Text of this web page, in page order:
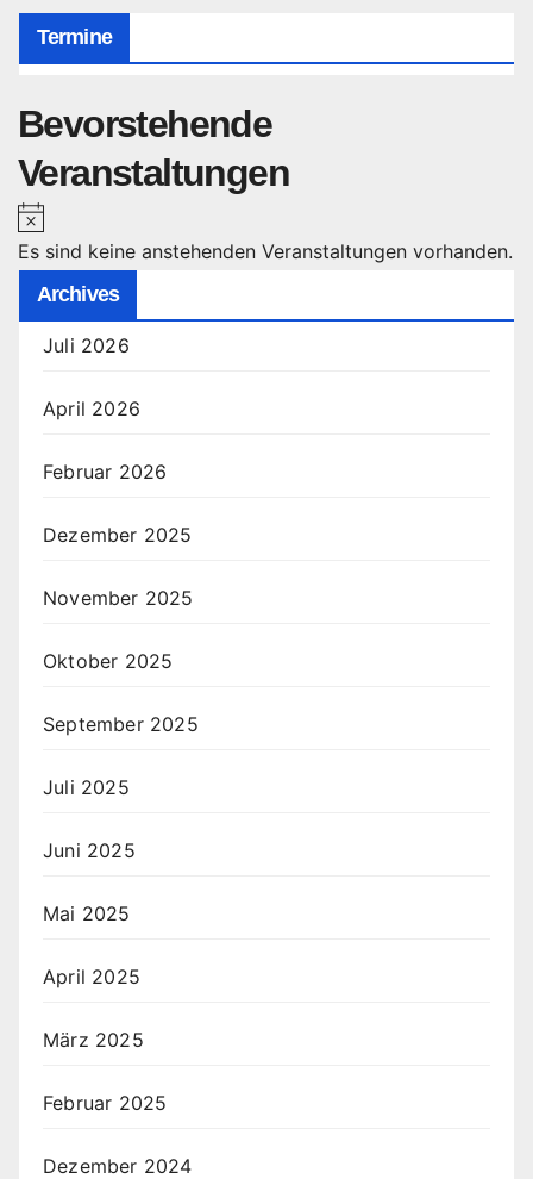
Termine
Bevorstehende
Veranstaltungen
H
i
n
w
e
Es sind keine anstehenden Veranstaltungen vorhanden.
Archives
Juli 2026
April 2026
Februar 2026
Dezember 2025
November 2025
Oktober 2025
September 2025
Juli 2025
Juni 2025
Mai 2025
April 2025
März 2025
Februar 2025
Dezember 2024